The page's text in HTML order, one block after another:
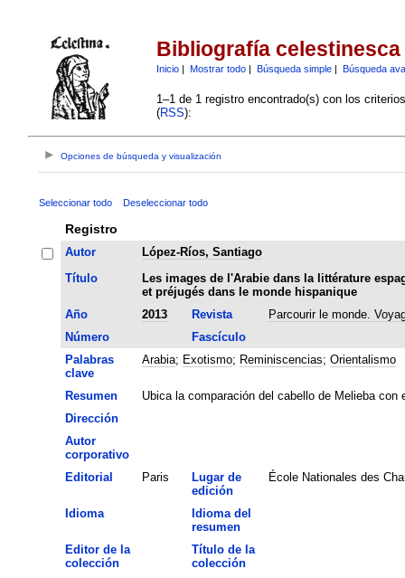
Bibliografía celestinesca
Inicio| Mostrar todo| Búsqueda simple| Búsqueda
1–1 de 1 registro encontrado(s) con los
(RSS):
Opciones de búsqueda y visualización
Seleccionar todo Deseleccionar todo
Registro
Autor
López-Ríos, Santiago
Título
Les images de l'Arabie dans la littérature
et préjugés dans le monde hispanique
Año
2013 Revista
Parcourir le monde.
Número
Fascículo
Palabras
clave
Arabia; Exotismo; Reminiscencias; Orientalismo
Resumen
Ubica la comparación del cabello de Melieba con
Dirección
Autor
corporativo
Editorial
Paris
Lugar de
edición
École Nationales des
Idioma
Idioma del
resumen
Editor de la
colección
Título de la
colección